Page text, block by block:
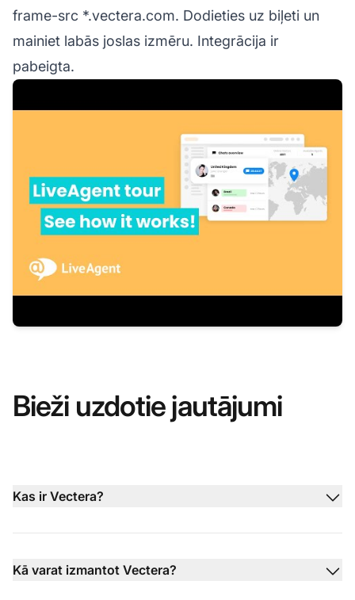
frame-src *.vectera.com. Dodieties uz biļeti un
mainiet labās joslas izmēru. Integrācija ir
pabeigta.
Bieži uzdotie jautājumi
Kas ir Vectera?
Kā varat izmantot Vectera?